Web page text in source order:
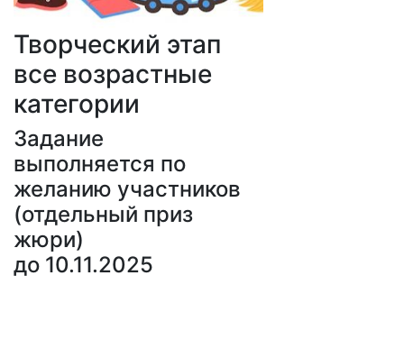
Творческий этап
все возрастные
категории
Задание
выполняется по
желанию участников
(отдельный приз
жюри)
до 10.11.2025